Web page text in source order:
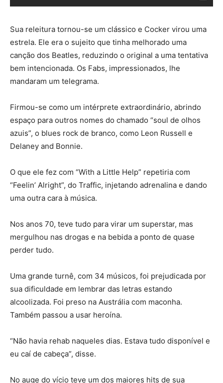
Sua releitura tornou-se um clássico e Cocker virou uma
estrela. Ele era o sujeito que tinha melhorado uma
canção dos Beatles, reduzindo o original a uma tentativa
bem intencionada. Os Fabs, impressionados, lhe
mandaram um telegrama.
Firmou-se como um intérprete extraordinário, abrindo
espaço para outros nomes do chamado “soul de olhos
azuis”, o blues rock de branco, como Leon Russell e
Delaney and Bonnie.
O que ele fez com “With a Little Help” repetiria com
“Feelin’ Alright”, do Traffic, injetando adrenalina e dando
uma outra cara à música.
Nos anos 70, teve tudo para virar um superstar, mas
mergulhou nas drogas e na bebida a ponto de quase
perder tudo.
Uma grande turnê, com 34 músicos, foi prejudicada por
sua dificuldade em lembrar das letras estando
alcoolizada. Foi preso na Austrália com maconha.
Também passou a usar heroína.
“Não havia rehab naqueles dias. Estava tudo disponível e
eu caí de cabeça”, disse.
No auge do vício teve um dos maiores hits de sua